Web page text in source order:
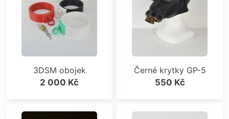
3DSM obojek
2 000 Kč
Černé krytky GP-5
550 Kč